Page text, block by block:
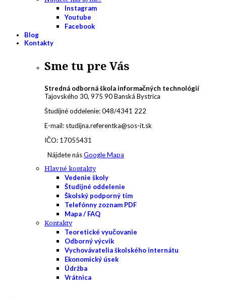
Instagram
Youtube
Facebook
Blog
Kontakty
Sme tu pre Vás
Stredná odborná škola informačných technológií
Tajovského 30, 975 90 Banská Bystrica
Študijné oddelenie: 048/4341 222
E-mail: studijna.referentka@sos-it.sk
IČO: 17055431
Nájdete násGoogle Mapa
Hlavné kontakty
Vedenie školy
Študijné oddelenie
Školský podporný tím
Telefónny zoznam PDF
Mapa / FAQ
Kontakty
Teoretické vyučovanie
Odborný výcvik
Vychovávatelia školského internátu
Ekonomický úsek
Údržba
Vrátnica